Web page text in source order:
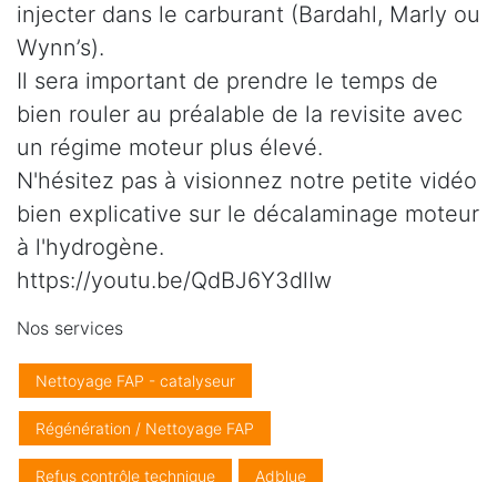
injecter dans le carburant (Bardahl, Marly ou
Wynn’s).
Il sera important de prendre le temps de
bien rouler au préalable de la revisite avec
un régime moteur plus élevé.
N'hésitez pas à visionnez notre petite vidéo
bien explicative sur le décalaminage moteur
à l'hydrogène.
https://youtu.be/QdBJ6Y3dlIw
Nos services
Nettoyage FAP - catalyseur
Régénération / Nettoyage FAP
Refus contrôle technique Adblue